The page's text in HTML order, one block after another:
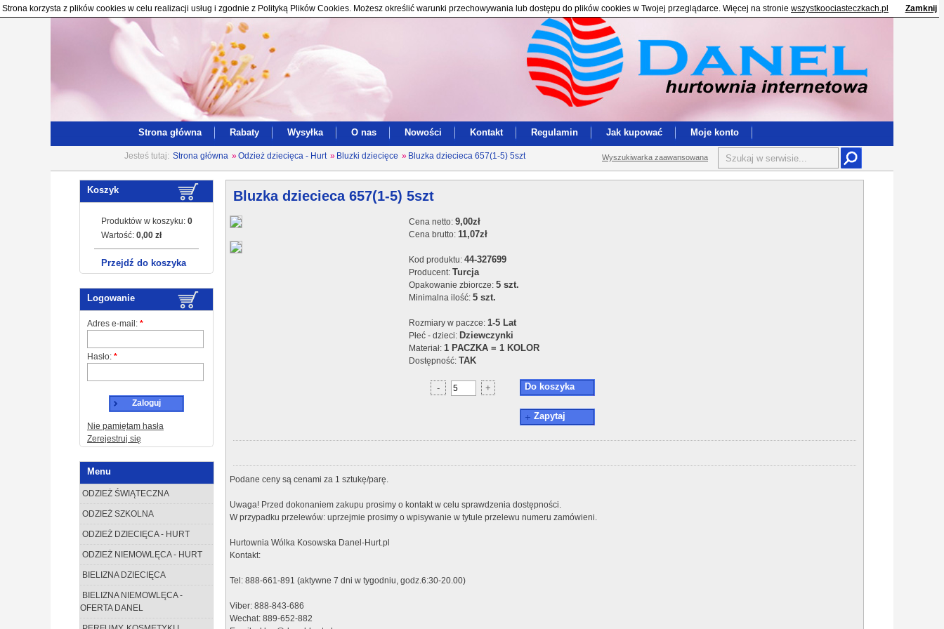
Strona korzysta z plików cookies w celu realizacji usług i zgodnie z Polityką Plików Cookies. Możesz określić warunki przechowywania lub dostępu do plików cookies w Twojej przeglądarce. Więcej na stronie wszystkoociasteczkach.pl Zamknij
Wyszukiwarka zaawansowana
Strona główna Rabaty Wysyłka O nas Nowości Kontakt Regulamin Jak kupować Moje konto
Jesteś tutaj: Strona główna »Odzież dziecięca - Hurt » Bluzki dziecięce » Bluzka dziecieca 657(1-5) 5szt
Koszyk
Produktów w koszyku: 0
Wartość: 0,00 zł
Przejdź do koszyka
Logowanie
Adres e-mail: *
Hasło: *
Zaloguj
Nie pamiętam hasła
Zerejestruj się
Menu
ODZIEŻ ŚWIĄTECZNA
ODZIEŻ SZKOLNA
ODZIEŻ DZIECIĘCA - HURT
ODZIEŻ NIEMOWLĘCA - HURT
BIELIZNA DZIECIĘCA
BIELIZNA NIEMOWLĘCA -
OFERTA DANEL
Bluzka dziecieca 657(1-5) 5szt
Cena netto: 9,00zł
Cena brutto: 11,07zł
Kod produktu: 44-327699
Producent: Turcja
Opakowanie zbiorcze: 5 szt.
Minimalna ilość: 5 szt.
Rozmiary w paczce: 1-5 Lat
Płeć - dzieci: Dziewczynki
Materiał: 1 PACZKA = 1 KOLOR
Dostępność: TAK
- + Do koszyka
Zapytaj
Podane ceny są cenami za 1 sztukę/parę.
Uwaga! Przed dokonaniem zakupu prosimy o kontakt w celu sprawdzenia dostępności.
W przypadku przelewów: uprzejmie prosimy o wpisywanie w tytule przelewu numeru zamówieni.
Hurtownia Wólka Kosowska Danel-Hurt.pl
Kontakt:
Tel: 888-661-891 (aktywne 7 dni w tygodniu, godz.6:30-20.00)
Viber: 888-843-686
Wechat: 889-652-882